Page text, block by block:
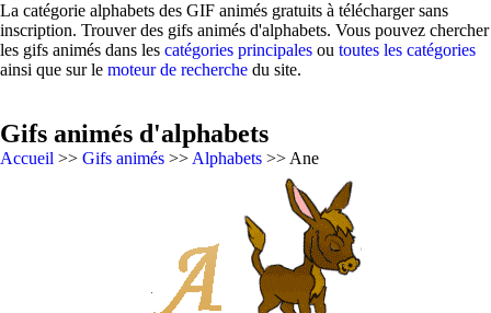
La catégorie alphabets des GIF animés gratuits à télécharger sans
inscription. Trouver des gifs animés d'alphabets. Vous pouvez chercher
les gifs animés dans les catégories principales ou toutes les catégories
ainsi que sur le moteur de recherche du site.
Gifs animés d'alphabets
Accueil >> Gifs animés >> Alphabets >> Ane